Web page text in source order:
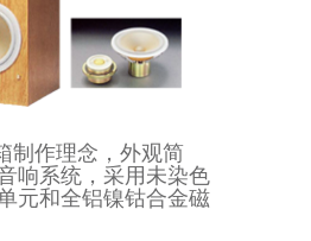
制作理念，外观简
响系统，采用未染色
元和全铝镍钴合金磁